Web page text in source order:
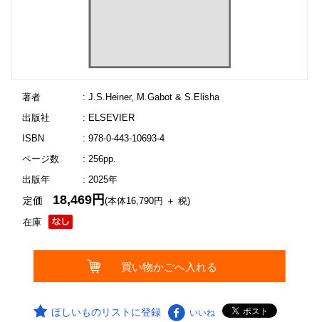
著者
: J.S.Heiner, M.Gabot & S.Elisha
出版社
: ELSEVIER
ISBN
: 978-0-443-10693-4
ページ数
: 256pp.
出版年
: 2025年
在庫
定価 18,469円(本体16,790円 ＋ 税)
ほしいものリストに登録 いいね